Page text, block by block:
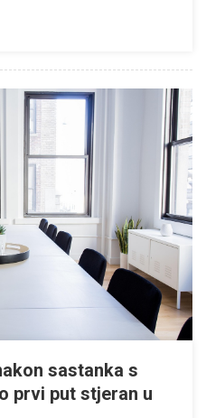
sastanka s
prvi put stjeran u